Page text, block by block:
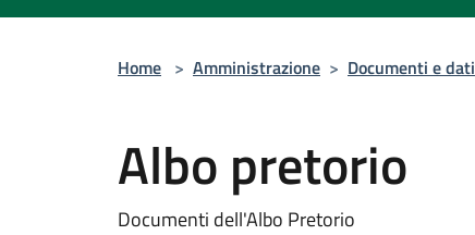
Home > Amministrazione > Documenti e dati
Albo pretorio
Documenti dell'Albo Pretorio